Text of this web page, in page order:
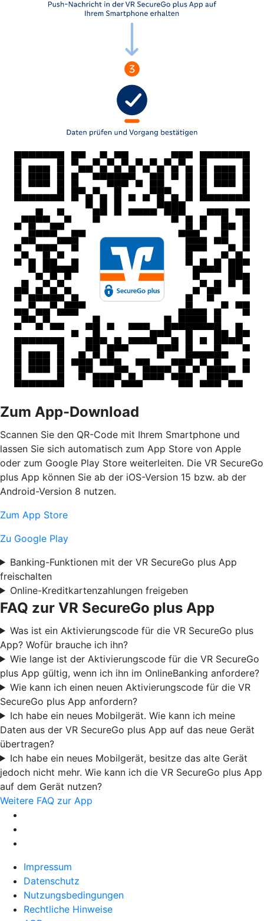
Zum App-Download
Scannen Sie den QR-Code mit Ihrem Smartphone und
lassen Sie sich automatisch zum App Store von Apple
oder zum Google Play Store weiterleiten. Die VR SecureGo
plus App können Sie ab der iOS-Version 15 bzw. ab der
Android-Version 8 nutzen.
Zum App Store
Zu Google Play
Banking-Funktionen mit der VR SecureGo plus App
freischalten
Online-Kreditkartenzahlungen freigeben
FAQ zur VR SecureGo plus App
Was ist ein Aktivierungscode für die VR SecureGo plus
App? Wofür brauche ich ihn?
Wie lange ist der Aktivierungscode für die VR SecureGo
plus App gültig, wenn ich ihn im OnlineBanking anfordere?
Wie kann ich einen neuen Aktivierungscode für die VR
SecureGo plus App anfordern?
Ich habe ein neues Mobilgerät. Wie kann ich meine
Daten aus der VR SecureGo plus App auf das neue Gerät
übertragen?
Ich habe ein neues Mobilgerät, besitze das alte Gerät
jedoch nicht mehr. Wie kann ich die VR SecureGo plus App
auf dem Gerät nutzen?
Weitere FAQ zur App
Impressum
Datenschutz
Nutzungsbedingungen
Rechtliche Hinweise